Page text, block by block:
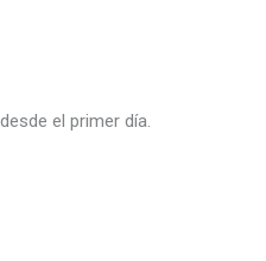
el primer día.